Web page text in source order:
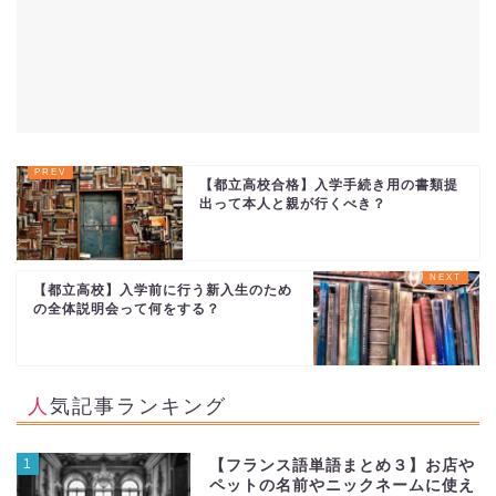
【都立高校合格】入学手続き用の書類提
出って本人と親が行くべき？
【都立高校】入学前に行う新入生のため
の全体説明会って何をする？
人気記事ランキング
1
【フランス語単語まとめ３】お店や
ペットの名前やニックネームに使え